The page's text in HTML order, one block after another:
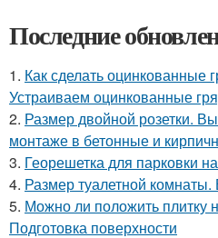
Последние
1. Как сделать оцинкованные
Устраиваем оцинкованные
2. Размер двойной розетки.
монтаже в бетонные и
3. Георешетка для парковки
4. Размер туалетной комнаты.
5. Можно ли положить плитку
Подготовка поверхности